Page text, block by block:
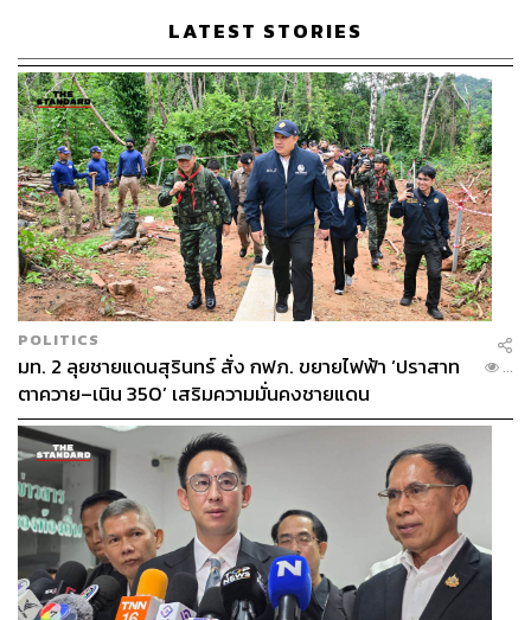
LATEST STORIES
POLITICS
มท. 2 ลุยชายแดนสุรินทร์ สั่ง กฟภ. ขยายไฟฟ้า ‘ปราสาท
ตาควาย–เนิน 350’ เสริมความมั่นคงชายแดน
...